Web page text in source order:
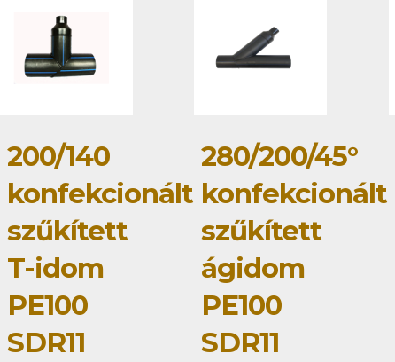
200/140
konfekcionált
szűkített
T-idom
PE100
SDR11
280/200/45°
konfekcionált
szűkített
ágidom
PE100
SDR11